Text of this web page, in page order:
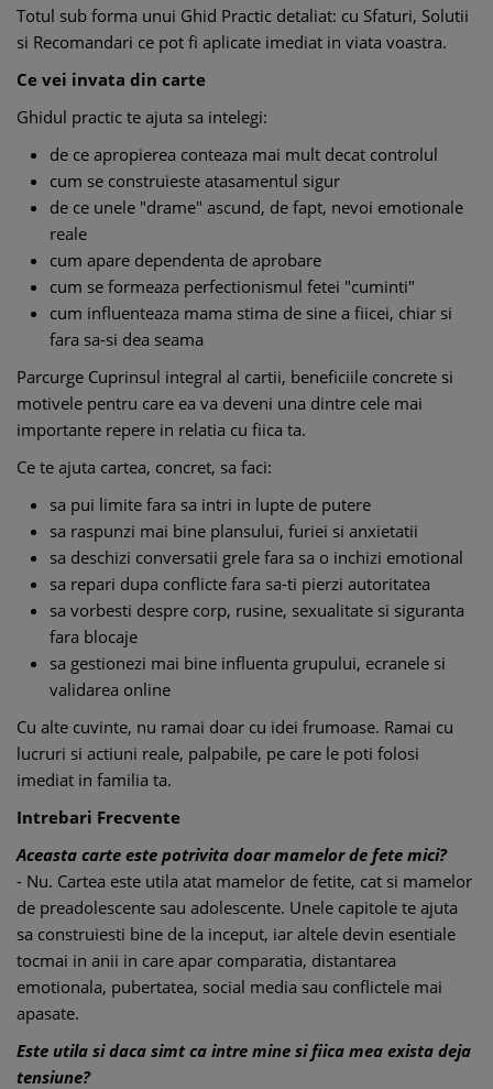
Totul sub forma unui Ghid Practic detaliat: cu Sfaturi, Solutii
si Recomandari ce pot fi aplicate imediat in viata voastra.
Ce vei invata din carte
Ghidul practic te ajuta sa intelegi:
de ce apropierea conteaza mai mult decat controlul
cum se construieste atasamentul sigur
de ce unele "drame" ascund, de fapt, nevoi emotionale
reale
cum apare dependenta de aprobare
cum se formeaza perfectionismul fetei "cuminti"
cum influenteaza mama stima de sine a fiicei, chiar si
fara sa-si dea seama
Parcurge Cuprinsul integral al cartii, beneficiile concrete si
motivele pentru care ea va deveni una dintre cele mai
importante repere in relatia cu fiica ta.
Ce te ajuta cartea, concret, sa faci:
sa pui limite fara sa intri in lupte de putere
sa raspunzi mai bine plansului, furiei si anxietatii
sa deschizi conversatii grele fara sa o inchizi emotional
sa repari dupa conflicte fara sa-ti pierzi autoritatea
sa vorbesti despre corp, rusine, sexualitate si siguranta
fara blocaje
sa gestionezi mai bine influenta grupului, ecranele si
validarea online
Cu alte cuvinte, nu ramai doar cu idei frumoase. Ramai cu
lucruri si actiuni reale, palpabile, pe care le poti folosi
imediat in familia ta.
Intrebari Frecvente
Aceasta carte este potrivita doar mamelor de fete mici?
- Nu. Cartea este utila atat mamelor de fetite, cat si mamelor
de preadolescente sau adolescente. Unele capitole te ajuta
sa construiesti bine de la inceput, iar altele devin esentiale
tocmai in anii in care apar comparatia, distantarea
emotionala, pubertatea, social media sau conflictele mai
apasate.
Este utila si daca simt ca intre mine si fiica mea exista deja
tensiune?